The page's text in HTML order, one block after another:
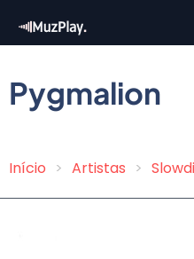
para
conteúdo
principal
Pygmalion
Trilha
Início Artistas